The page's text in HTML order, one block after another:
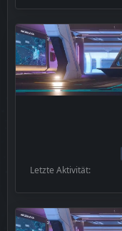
Letzte Aktivität